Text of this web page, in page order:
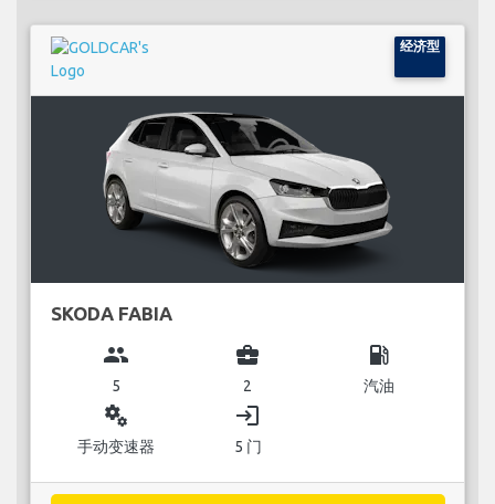
经济型
SKODA FABIA
group
5
business_center
2
local_gas_station
汽油
miscellaneous_services
手动变速器
login
5 门